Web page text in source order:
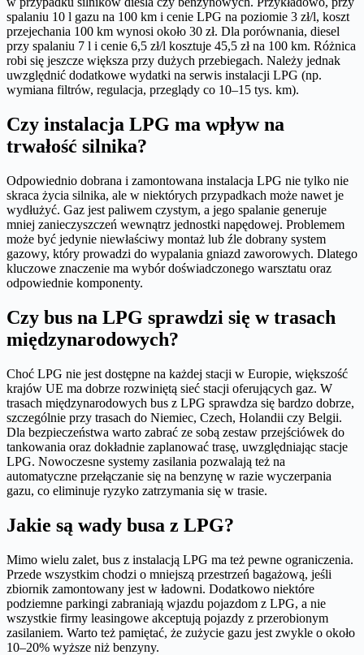
spalaniu 10 l gazu na 100 km i cenie LPG na poziomie 3 zł/l, koszt
przejechania 100 km wynosi około 30 zł. Dla porównania, diesel
przy spalaniu 7 l i cenie 6,5 zł/l kosztuje 45,5 zł na 100 km. Różnica
robi się jeszcze większa przy dużych przebiegach. Należy jednak
uwzględnić dodatkowe wydatki na serwis instalacji LPG (np.
wymiana filtrów, regulacja, przeglądy co 10–15 tys. km).
Czy instalacja LPG ma wpływ na
trwałość silnika?
Odpowiednio dobrana i zamontowana instalacja LPG nie tylko nie
skraca życia silnika, ale w niektórych przypadkach może nawet je
wydłużyć. Gaz jest paliwem czystym, a jego spalanie generuje
mniej zanieczyszczeń wewnątrz jednostki napędowej. Problemem
może być jedynie niewłaściwy montaż lub źle dobrany system
gazowy, który prowadzi do wypalania gniazd zaworowych. Dlatego
kluczowe znaczenie ma wybór doświadczonego warsztatu oraz
odpowiednie komponenty.
Czy bus na LPG sprawdzi się w trasach
międzynarodowych?
Choć LPG nie jest dostępne na każdej stacji w Europie, większość
krajów UE ma dobrze rozwiniętą sieć stacji oferujących gaz. W
trasach międzynarodowych bus z LPG sprawdza się bardzo dobrze,
szczególnie przy trasach do Niemiec, Czech, Holandii czy Belgii.
Dla bezpieczeństwa warto zabrać ze sobą zestaw przejściówek do
tankowania oraz dokładnie zaplanować trasę, uwzględniając stacje
LPG. Nowoczesne systemy zasilania pozwalają też na
automatyczne przełączanie się na benzynę w razie wyczerpania
gazu, co eliminuje ryzyko zatrzymania się w trasie.
Jakie są wady busa z LPG?
Mimo wielu zalet, bus z instalacją LPG ma też pewne ograniczenia.
Przede wszystkim chodzi o mniejszą przestrzeń bagażową, jeśli
zbiornik zamontowany jest w ładowni. Dodatkowo niektóre
podziemne parkingi zabraniają wjazdu pojazdom z LPG, a nie
wszystkie firmy leasingowe akceptują pojazdy z przerobionym
zasilaniem. Warto też pamiętać, że zużycie gazu jest zwykle o około
10–20% wyższe niż benzyny.